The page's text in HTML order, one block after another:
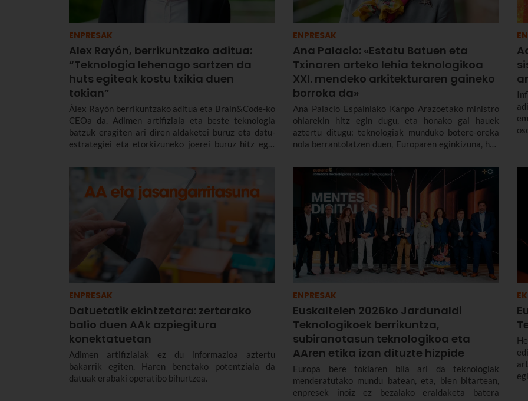
ENPRESAK
Alex Rayón, berrikuntzako aditua:
“Teknologia lehenago sartzen da
huts egiteak kostu txikia duen
tokian”
Álex Rayón berrikuntzako aditua eta Brain&Code-ko
CEOa da. Adimen artifiziala eta beste teknologia
batzuk eragiten ari diren aldaketei buruz eta datu-
estrategiei eta etorkizuneko joerei buruz hitz egin
Teknologikoetako hizlarietako bat izan da Álex
ENPRESAK
Ana Palacio: «Estatu Batuen eta
Txinaren arteko lehia teknologikoa
XXI. mendeko arkitekturaren gaineko
borroka da»
Ana Palacio Espainiako Kanpo Arazoetako ministro
ohiarekin hitz egin dugu, eta honako gai hauek
aztertu ditugu: teknologiak munduko botere-oreka
nola berrantolatzen duen, Europaren eginkizuna, hub
geopolitiko eta teknologikoak.
ENPRESAK
Datuetatik ekintzetara: zertarako
balio duen AAk azpiegitura
konektatuetan
Adimen artifizialak ez du informazioa aztertu
bakarrik egiten. Haren benetako potentziala da
datuak erabaki operatibo bihurtzea.
ENPRESAK
Euskaltelen 2026ko Jardunaldi
Teknologikoek berrikuntza,
subiranotasun teknologikoa eta
AAren etika izan dituzte hizpide
Europa bere tokiaren bila ari da teknologiak
menderatutako mundu batean, eta, bien bitartean,
enpresek inoiz ez bezalako eraldaketa batera